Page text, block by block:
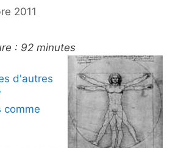
2011
: 92 minutes
d'autres
comme